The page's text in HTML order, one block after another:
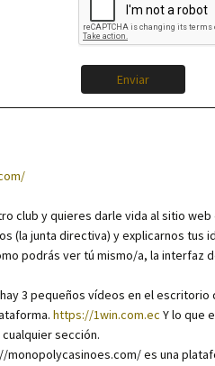
Enviar
club y quieres darle vida al sitio
(la junta directiva) y explicarnos tus
podrás ver tú mismo/a, la interfaz
3 pequeños vídeos en el
https://1win.com.ec Y lo que
sección.
monopolycasinoes.com/ es una